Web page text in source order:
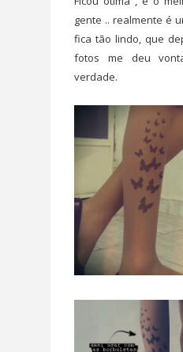
gente .. realmente é
fica tão lindo, que
fotos me deu
verdade.